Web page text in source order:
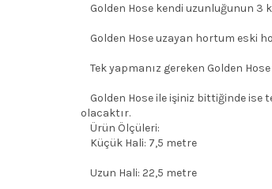
Golden Hose kendi uzunluğunun 3
Golden Hose uzayan hortum eski
Tek yapmanız gereken Golden
Golden Hose ile işiniz bittiğinde ise
olacaktır.
Ürün Ölçüleri:
Küçük Hali: 7,5 metre
Uzun Hali: 22,5 metre